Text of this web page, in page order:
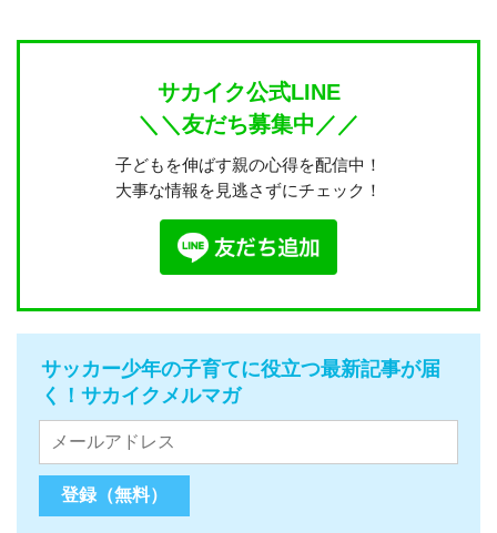
サカイク公式LINE
＼＼友だち募集中／／
子どもを伸ばす親の心得を配信中！
大事な情報を見逃さずにチェック！
サッカー少年の子育てに役立つ最新記事が届
く！サカイクメルマガ